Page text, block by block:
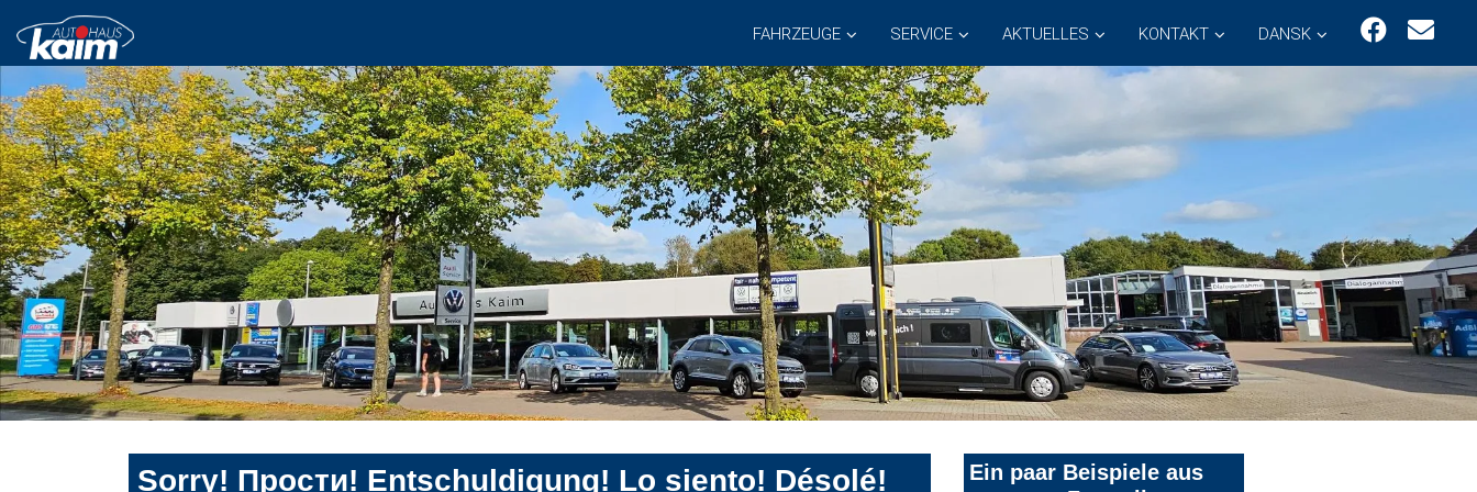
FAHRZEUGE SERVICE AKTUELLES KONTAKT DANSK
Sorry! Прости! Entschuldigung! Lo siento! Désolé!
Ein paar Beispiele aus